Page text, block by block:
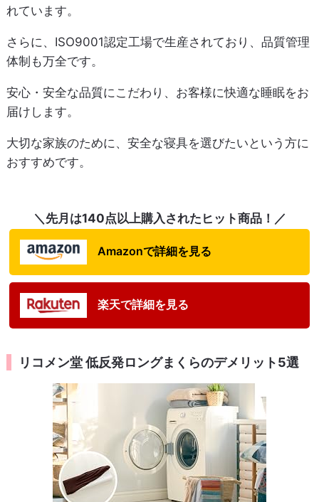
れています。
さらに、ISO9001認定工場で生産されており、品質管理
体制も万全です。
安心・安全な品質にこだわり、お客様に快適な睡眠をお
届けします。
大切な家族のために、安全な寝具を選びたいという方に
おすすめです。
＼先月は140点以上購入されたヒット商品！／
Amazonで詳細を見る
楽天で詳細を見る
リコメン堂 低反発ロングまくらのデメリット5選